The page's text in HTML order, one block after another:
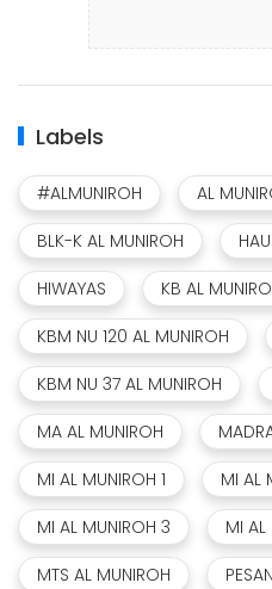
Labels
#ALMUNIROH AL
BLK-K AL MUNIROH
HIWAYAS
KB AL
KBM NU 120 AL MUNIROH
KBM NU 37 AL MUNIROH
MA AL MUNIROH
MI AL MUNIROH 1
MI AL
MI AL MUNIROH 3
MI
MTS AL MUNIROH